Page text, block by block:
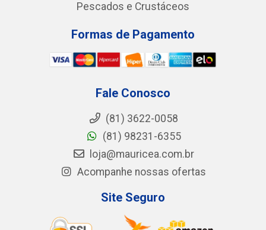
Pescados e Crustáceos
Formas de Pagamento
Fale Conosco
(81) 3622-0058
(81) 98231-6355
loja@mauricea.com.br
Acompanhe nossas ofertas
Site Seguro